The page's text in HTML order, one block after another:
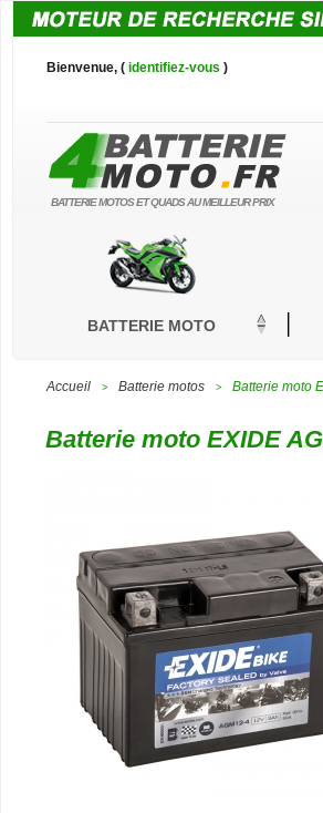
BATTERIE MOTOS ET QUADS AU MEILLEUR PRIX
Bienvenue, ( identifiez-vous )
BATTERIE MOTO
Accueil > Batterie motos > Batterie moto
Batterie moto EXIDE